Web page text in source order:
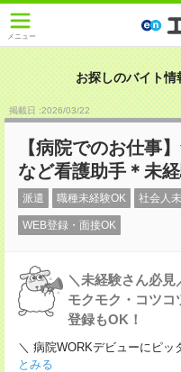
メニュー
お探しのバイト情
掲載日 :2026/03/22
【病院でのお仕事
など看護助手＊未
派遣 職種未経験OK 社会人
WEB登録・面接OK
＼未経験さん必見
モクモク・コツ
登録もOK！
＼ 病院WORKデビューにピ
とみる